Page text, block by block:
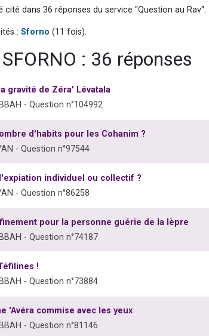
cité dans 36 réponses du service "Question au Rav".
: Sforno (11 fois).
: 36 réponses
gravité de Zéra' Lévatala
- Question n°104992
d'habits pour les Cohanim ?
- Question n°97544
individuel ou collectif ?
- Question n°86258
pour la personne guérie de la lèpre
- Question n°74187
!
- Question n°73884
'Avéra commise avec les yeux
- Question n°81146